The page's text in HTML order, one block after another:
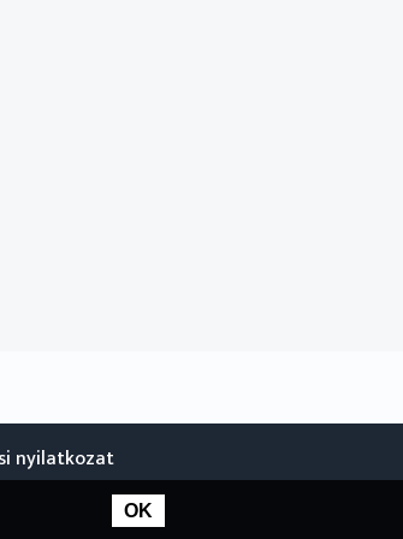
örmények, ruszinok valamint
nyilatkozat
OK